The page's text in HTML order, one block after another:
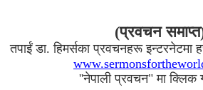
(प्रवचन
तपाईं डा. हिमर्सका प्रवचनहरू
''नेपाली प्रवचन" मा क्लिक